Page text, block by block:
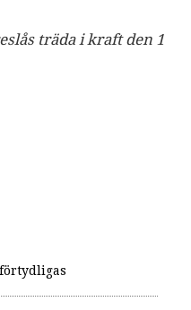
träda i kraft den 1